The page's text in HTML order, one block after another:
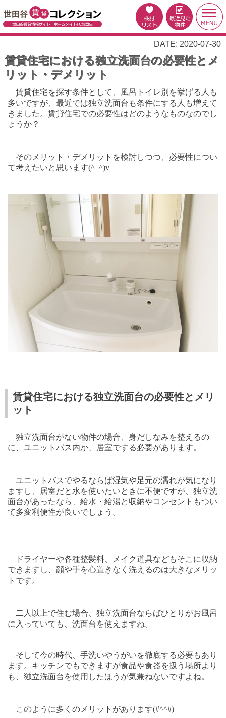
DATE: 2020-07-30
賃貸住宅における独立洗面台の必要性とメ
リット・デメリット
賃貸住宅を探す条件として、風呂トイレ別を挙げる人も
多いですが、最近では独立洗面台も条件にする人も増えて
きました。 賃貸住宅での必要性はどのようなものなのでし
ょうか？
そのメリット・デメリットを検討しつつ、必要性につい
て考えたいと思います(^_^)v
賃貸住宅における独立洗面台の必要性とメリ
ット
独立洗面台がない物件の場合、身だしなみを整えるの
に、ユニットバス内か、居室でする必要があります。
ユニットバスでやるならば湿気や足元の濡れが気になり
ますし、居室だと水を使いたいときに不便ですが、独立洗
面台があったなら、 給水・給湯と収納やコンセントもつい
て多変利便性が良いでしょう。
ドライヤーや各種整髪料、メイク道具などもそこに収納
できますし、顔や手を心置きなく洗えるのは大きなメリッ
トです。
二人以上で住む場合、独立洗面台ならばひとりがお風呂
に入っていても、洗面台を使えますね。
そして今の時代、手洗いやうがいを徹底する必要もあり
ます。 キッチンでもできますが食品や食器を扱う場所より
も、独立洗面台を使用したほうが気兼ねないですよね。
このように多くのメリットがあります(#^^#)